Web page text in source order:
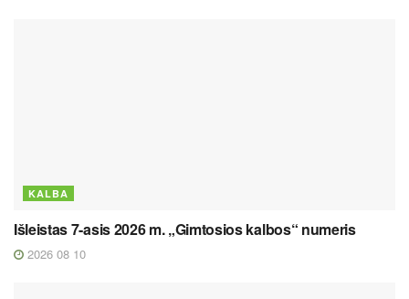
KALBA
Išleistas 7-asis 2026 m. „Gimtosios kalbos“ numeris
2026 08 10